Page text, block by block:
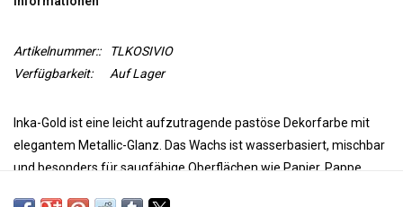
Artikelnummer::
TLKOSIVIO
Verfügbarkeit:
Auf Lager
Inka-Gold ist eine leicht aufzutragende pastöse Dekorfarbe mit
elegantem Metallic-Glanz. Das Wachs ist wasserbasiert, mischbar
und besonders für saugfähige Oberflächen wie Papier, Pappe,